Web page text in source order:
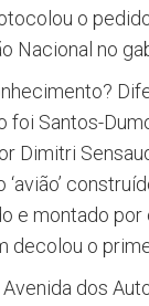
o
Nacional no
foi Santos-
Dimitri
e montado
decolou o
dos